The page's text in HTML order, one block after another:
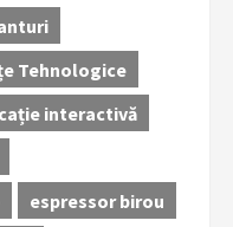
Tehnologice
interactivă
espressor birou